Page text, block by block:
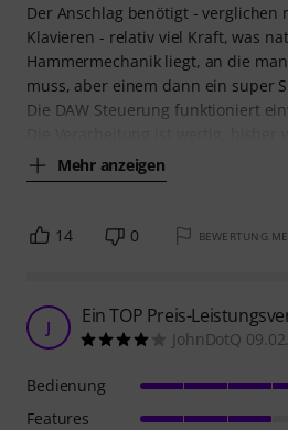
Der Anschlag benötigt - verglichen
Klavieren - relativ viel Kraft, was
Hammermechanik liegt, an die
muss, aber einem dann ein super
Die DAW Steuerung funktioniert
Mehr anzeigen
14 0 BEWERTUNG
J Ein TOP Preis-
JohnDotQ
Bedienung
Features